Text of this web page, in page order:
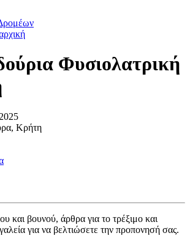
Φυσιολατρική
Κρήτη
και βουνού, άρθρα για το τρέξιμο και
για να βελτιώσετε την προπονησή σας.